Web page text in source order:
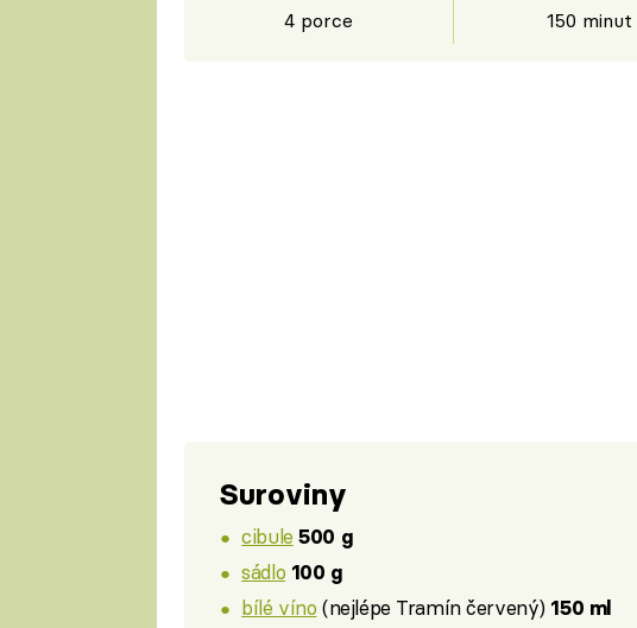
4 porce 150 minut
Suroviny
cibule 500 g
sádlo 100 g
bílé víno (nejlépe Tramín červený) 150 ml